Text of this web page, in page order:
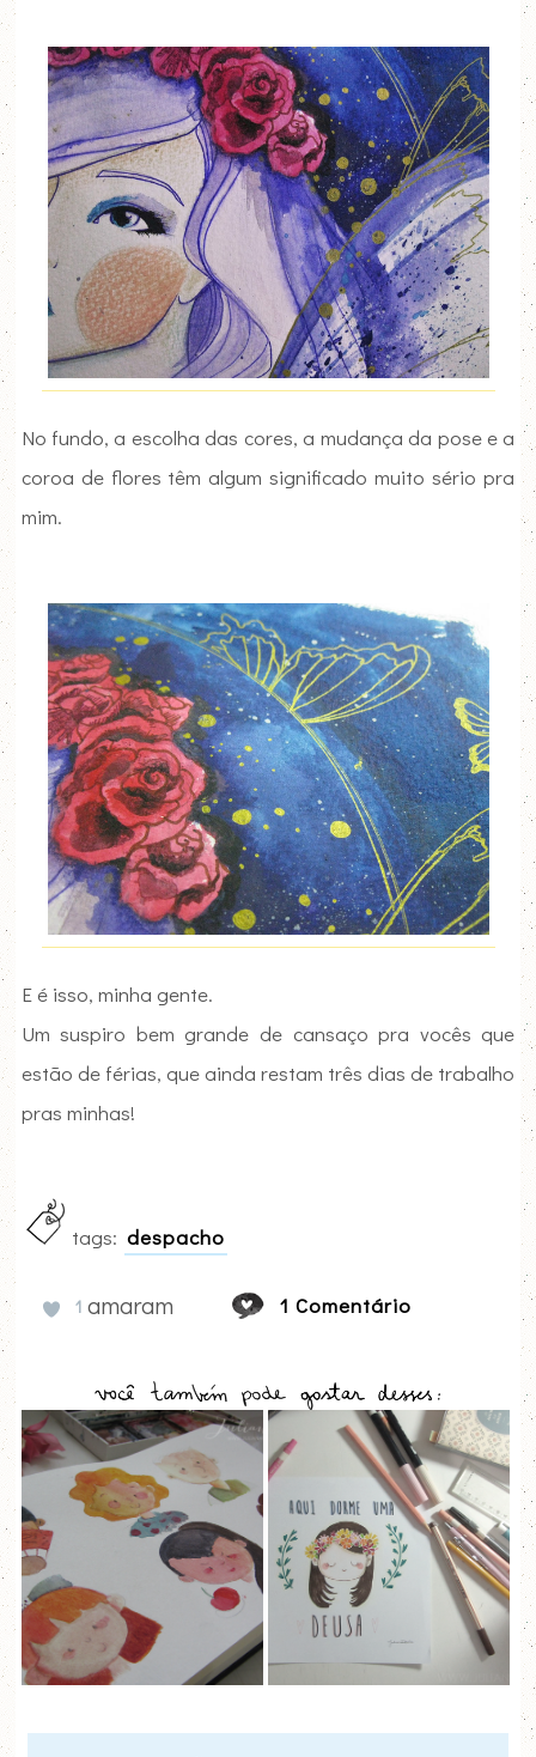
No fundo, a escolha das cores, a mudança da pose e a
coroa de flores têm algum significado muito sério pra
mim.
E é isso, minha gente.
Um suspiro bem grande de cansaço pra vocês que
estão de férias, que ainda restam três dias de trabalho
pras minhas!
tags: despacho
1 amaram 1 Comentário